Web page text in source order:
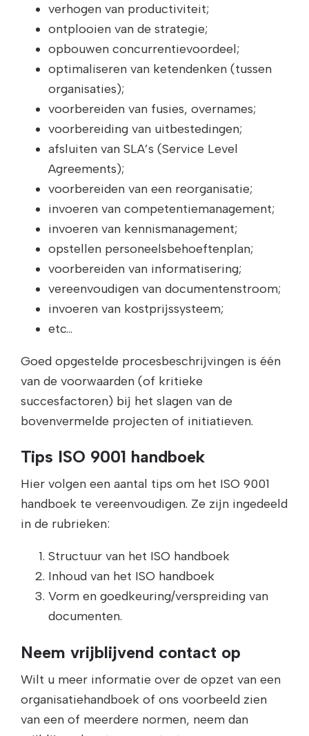
verhogen van productiviteit;
ontplooien van de strategie;
opbouwen concurrentievoordeel;
optimaliseren van ketendenken (tussen
organisaties);
voorbereiden van fusies, overnames;
voorbereiding van uitbestedingen;
afsluiten van SLA’s (Service Level
Agreements);
voorbereiden van een reorganisatie;
invoeren van competentiemanagement;
invoeren van kennismanagement;
opstellen personeelsbehoeftenplan;
voorbereiden van informatisering;
vereenvoudigen van documentenstroom;
invoeren van kostprijssysteem;
etc…
Goed opgestelde procesbeschrijvingen is één
van de voorwaarden (of kritieke
succesfactoren) bij het slagen van de
bovenvermelde projecten of initiatieven.
Tips ISO 9001 handboek
Hier volgen een aantal tips om het ISO 9001
handboek te vereenvoudigen. Ze zijn ingedeeld
in de rubrieken:
Structuur van het ISO handboek
Inhoud van het ISO handboek
Vorm en goedkeuring/verspreiding van
documenten.
Neem vrijblijvend contact op
Wilt u meer informatie over de opzet van een
organisatiehandboek of ons voorbeeld zien
van een of meerdere normen, neem dan